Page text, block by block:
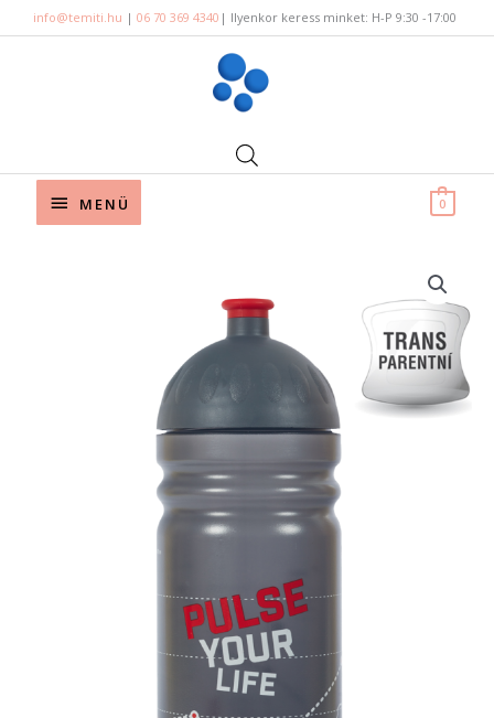
to
info@temiti.hu | 06 70 369 4340 | Ilyenkor keress minket: H-P 9:30 -17:00
Below
MENÜ 0